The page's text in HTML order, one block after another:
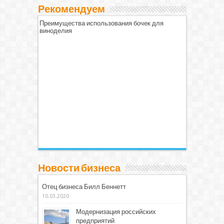
Рекомендуем
Преимущества использования бочек для
виноделия
Новости бизнеса
Отец бизнеса Билл Беннетт
10.03.2020
Модернизация российских
предприятий